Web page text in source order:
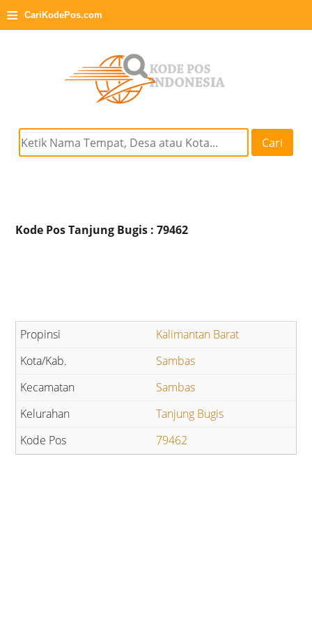
≡ CariKodePos.com
Cari
Kode Pos Tanjung Bugis : 79462
Kalimantan Barat
Sambas
Sambas
Tanjung Bugis
79462